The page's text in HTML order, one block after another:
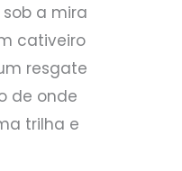
sob a mira
cativeiro
resgate
de onde
trilha e